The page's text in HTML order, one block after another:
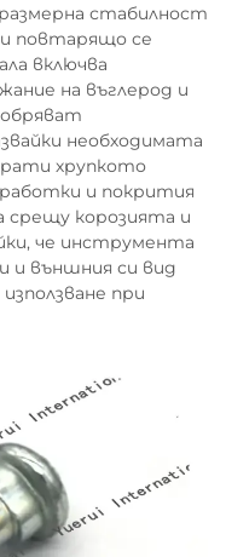
стабилност
повтарящо се
включва
на въглерод и
необходимата
хрупкото
и покрития
корозията и
че инструмента
и външния си вид
при